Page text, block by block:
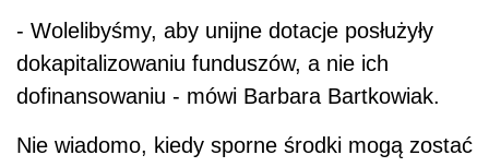
- Wolelibyśmy, aby unijne dotacje posłużyły
dokapitalizowaniu funduszów, a nie ich
dofinansowaniu - mówi Barbara Bartkowiak.
Nie wiadomo, kiedy sporne środki mogą zostać